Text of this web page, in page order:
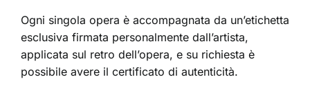
Ogni singola opera è accompagnata da un’etichetta
esclusiva firmata personalmente dall’artista,
applicata sul retro dell’opera, e su richiesta è
possibile avere il certificato di autenticità.